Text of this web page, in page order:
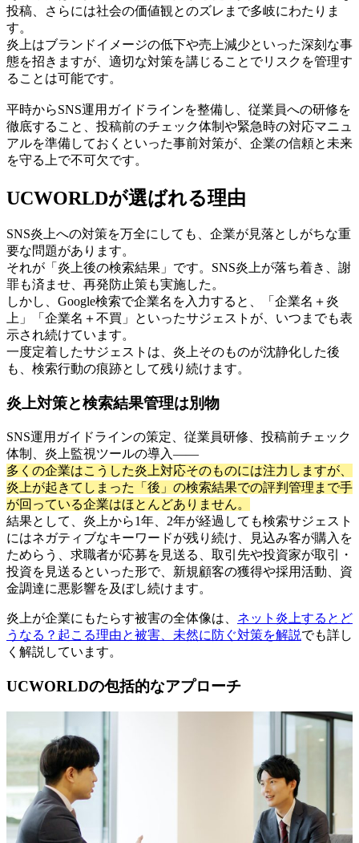
投稿、さらには社会の価値観とのズレまで多岐にわたりま
す。
炎上はブランドイメージの低下や売上減少といった深刻な事
態を招きますが、適切な対策を講じることでリスクを管理す
ることは可能です。
平時からSNS運用ガイドラインを整備し、従業員への研修を
徹底すること、投稿前のチェック体制や緊急時の対応マニュ
アルを準備しておくといった事前対策が、企業の信頼と未来
を守る上で不可欠です。
UCWORLDが選ばれる理由
SNS炎上への対策を万全にしても、企業が見落としがちな重
要な問題があります。
それが「炎上後の検索結果」です。SNS炎上が落ち着き、謝
罪も済ませ、再発防止策も実施した。
しかし、Google検索で企業名を入力すると、「企業名＋炎
上」「企業名＋不買」といったサジェストが、いつまでも表
示され続けています。
一度定着したサジェストは、炎上そのものが沈静化した後
も、検索行動の痕跡として残り続けます。
炎上対策と検索結果管理は別物
SNS運用ガイドラインの策定、従業員研修、投稿前チェック
体制、炎上監視ツールの導入——
多くの企業はこうした炎上対応そのものには注力しますが、
炎上が起きてしまった「後」の検索結果での評判管理まで手
が回っている企業はほとんどありません。
結果として、炎上から1年、2年が経過しても検索サジェスト
にはネガティブなキーワードが残り続け、見込み客が購入を
ためらう、求職者が応募を見送る、取引先や投資家が取引・
投資を見送るといった形で、新規顧客の獲得や採用活動、資
金調達に悪影響を及ぼし続けます。
炎上が企業にもたらす被害の全体像は、 ネット炎上するとど
うなる？起こる理由と被害、未然に防ぐ対策を解説でも詳し
く解説しています。
UCWORLDの包括的なアプローチ